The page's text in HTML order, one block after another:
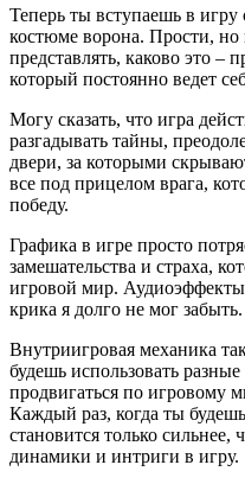
Теперь ты вступаешь в игру
костюме ворона. Прости, но
представлять, каково это –
который постоянно ведет
Могу сказать, что игра
разгадывать тайны,
двери, за которыми
все под прицелом врага,
победу.
Графика в игре просто
замешательства и страха,
игровой мир.
крика я долго не мог забыть.
Внутриигровая механика
будешь использовать
продвигаться по игровому
Каждый раз, когда ты
становится только сильнее,
динамики и интриги в игру.